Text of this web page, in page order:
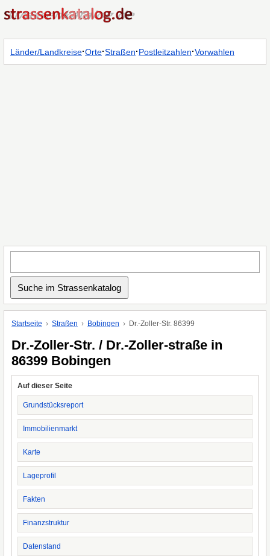
Länder/Landkreise·Orte·Straßen·Postleitzahlen·Vorwahlen
Startseite Straßen Bobingen Dr.-Zoller-Str. 86399
Dr.-Zoller-Str. / Dr.-Zoller-straße in
86399 Bobingen
Auf dieser Seite
Grundstücksreport
Immobilienmarkt
Karte
Lageprofil
Fakten
Finanzstruktur
Datenstand